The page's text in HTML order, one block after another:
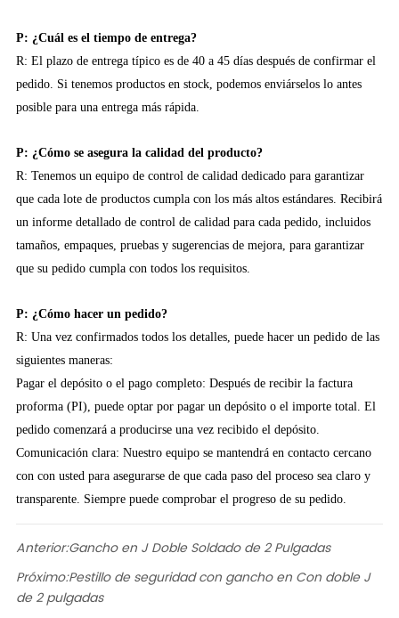
P: ¿Cuál es el tiempo de entrega?
R: El plazo de entrega típico es de 40 a 45 días después de confirmar el
pedido. Si tenemos productos en stock, podemos enviárselos lo antes
posible para una entrega más rápida.
P: ¿Cómo se asegura la calidad del producto?
R: Tenemos un equipo de control de calidad dedicado para garantizar
que cada lote de productos cumpla con los más altos estándares. Recibirá
un informe detallado de control de calidad para cada pedido, incluidos
tamaños, empaques, pruebas y sugerencias de mejora, para garantizar
que su pedido cumpla con todos los requisitos.
P: ¿Cómo hacer un pedido?
R: Una vez confirmados todos los detalles, puede hacer un pedido de las
siguientes maneras:
Pagar el depósito o el pago completo: Después de recibir la factura
proforma (PI), puede optar por pagar un depósito o el importe total. El
pedido comenzará a producirse una vez recibido el depósito.
Comunicación clara: Nuestro equipo se mantendrá en contacto cercano
con con usted para asegurarse de que cada paso del proceso sea claro y
transparente. Siempre puede comprobar el progreso de su pedido.
Anterior:Gancho en J Doble Soldado de 2 Pulgadas
Próximo:Pestillo de seguridad con gancho en Con doble J
de 2 pulgadas